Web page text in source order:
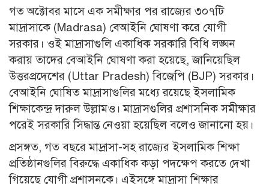
গত অক্টোবর মাসে এক সমীক্ষার পর রাজ্যের ৩০৭টি
মাদ্রাসাকে (Madrasa) বেআইনি ঘোষণা করে যোগী
সরকার। ওই মাদ্রাসাগুলি একাধিক সরকারি বিধি লঙ্ঘন
করায় তাদের বেআইনি ঘোষণা করা হয়েছে, জানিয়েছিল
উত্তরপ্রদেশের (Uttar Pradesh) বিজেপি (BJP) সরকার।
বেআইনি ঘোষিত মাদ্রাসাগুলির মধ্যে রয়েছে ইসলামিক
শিক্ষাকেন্দ্র দারুল উল্লামও। মাদ্রাসগুলির প্রশাসনিক সমীক্ষার
পরেই সরকারি সিদ্ধান্ত নেওয়া হয়েছিল বলেও জানানো হয়।
প্রসঙ্গত, গত বছরে মাদ্রাসা-সহ রাজ্যের ইসলামিক শিক্ষা
প্রতিষ্ঠানগুলির বিরুদ্ধে একাধিক কড়া পদক্ষেপ করতে দেখা
গিয়েছে যোগী প্রশাসনকে। এইসঙ্গে মাদ্রাসা শিক্ষার